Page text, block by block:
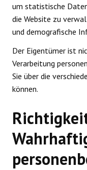
um statistische
die Website zu
und demografische
Der Eigentümer ist
Verarbeitung
Sie über die
können.